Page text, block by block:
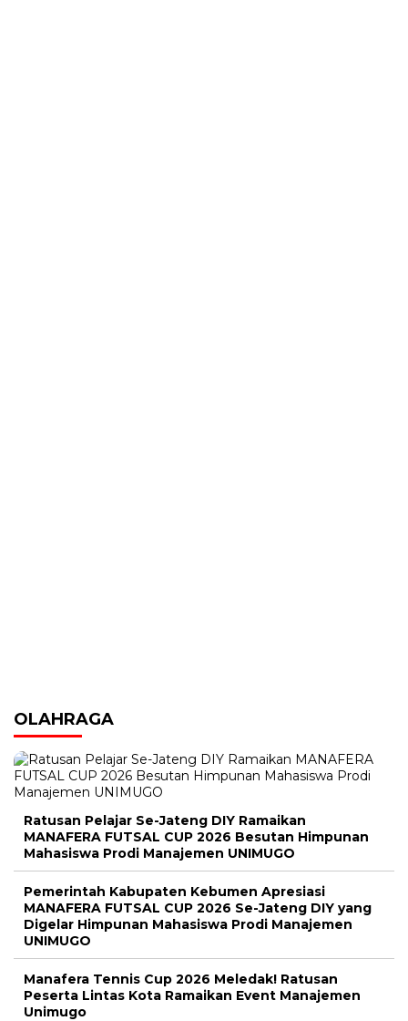
OLAHRAGA
Ratusan Pelajar Se-Jateng DIY Ramaikan
MANAFERA FUTSAL CUP 2026 Besutan Himpunan
Mahasiswa Prodi Manajemen UNIMUGO
Pemerintah Kabupaten Kebumen Apresiasi
MANAFERA FUTSAL CUP 2026 Se-Jateng DIY yang
Digelar Himpunan Mahasiswa Prodi Manajemen
UNIMUGO
Manafera Tennis Cup 2026 Meledak! Ratusan
Peserta Lintas Kota Ramaikan Event Manajemen
Unimugo